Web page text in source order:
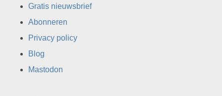
Gratis nieuwsbrief
Abonneren
Privacy policy
Blog
Mastodon